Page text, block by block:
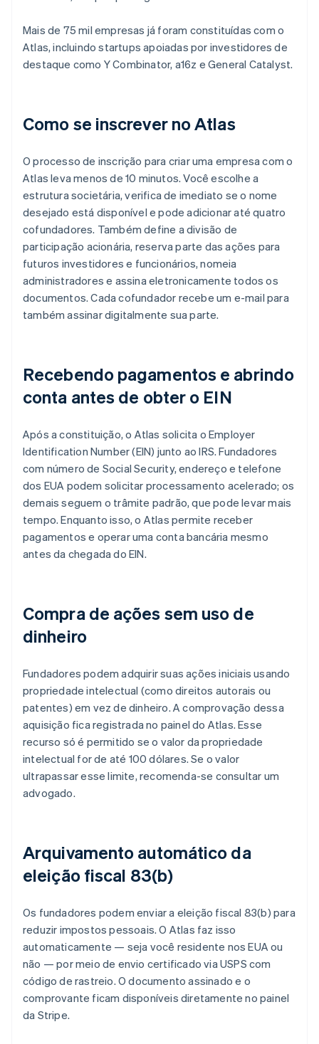
Mais de 75 mil empresas já foram constituídas com o
Atlas, incluindo startups apoiadas por investidores de
destaque como Y Combinator, a16z e General Catalyst.
Como se inscrever no Atlas
O processo de inscrição para criar uma empresa com o
Atlas leva menos de 10 minutos. Você escolhe a
estrutura societária, verifica de imediato se o nome
desejado está disponível e pode adicionar até quatro
cofundadores. Também define a divisão de
participação acionária, reserva parte das ações para
futuros investidores e funcionários, nomeia
administradores e assina eletronicamente todos os
documentos. Cada cofundador recebe um e-mail para
também assinar digitalmente sua parte.
Recebendo pagamentos e abrindo
conta antes de obter o EIN
Após a constituição, o Atlas solicita o Employer
Identification Number (EIN) junto ao IRS. Fundadores
com número de Social Security, endereço e telefone
dos EUA podem solicitar processamento acelerado; os
demais seguem o trâmite padrão, que pode levar mais
tempo. Enquanto isso, o Atlas permite receber
pagamentos e operar uma conta bancária mesmo
antes da chegada do EIN.
Compra de ações sem uso de
dinheiro
Fundadores podem adquirir suas ações iniciais usando
propriedade intelectual (como direitos autorais ou
patentes) em vez de dinheiro. A comprovação dessa
aquisição fica registrada no painel do Atlas. Esse
recurso só é permitido se o valor da propriedade
intelectual for de até 100 dólares. Se o valor
ultrapassar esse limite, recomenda-se consultar um
advogado.
Arquivamento automático da
eleição fiscal 83(b)
Os fundadores podem enviar a eleição fiscal 83(b) para
reduzir impostos pessoais. O Atlas faz isso
automaticamente — seja você residente nos EUA ou
não — por meio de envio certificado via USPS com
código de rastreio. O documento assinado e o
comprovante ficam disponíveis diretamente no painel
da Stripe.